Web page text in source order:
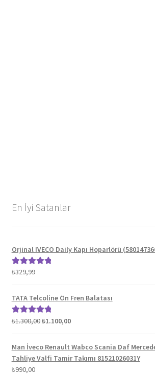
En İyi Satanlar
Orjinal IVECO Daily Kapı Hoparlörü
5 üzerinden
₺329,99
TATA Telcoline Ön Fren Balatası
5 üzerinden
₺1.300,00Orijinal
₺1.300,00.
₺1.100,00Şu
fiyat:
₺1.100,00.
Man İveco Renault Wabco Scania Daf
Tahliye Valfi Tamir Takımı 81521026031Y
₺990,00